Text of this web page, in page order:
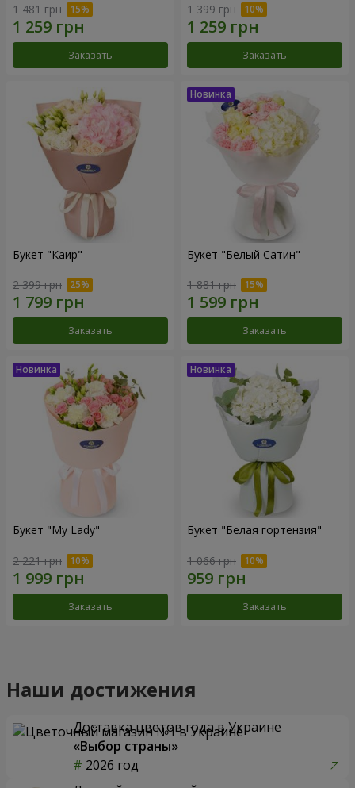
1 481 грн
Заказать
1 399 грн
Заказать
Букет "Каир"
2 399 грн
Заказать
Букет "Белый Сатин"
1 881 грн
Заказать
Букет "My Lady"
2 221 грн
Заказать
Букет "Белая гортензия"
1 066 грн
Заказать
Наши достижения
Доставка цветов года в Украине
«Выбор страны»
2026 год